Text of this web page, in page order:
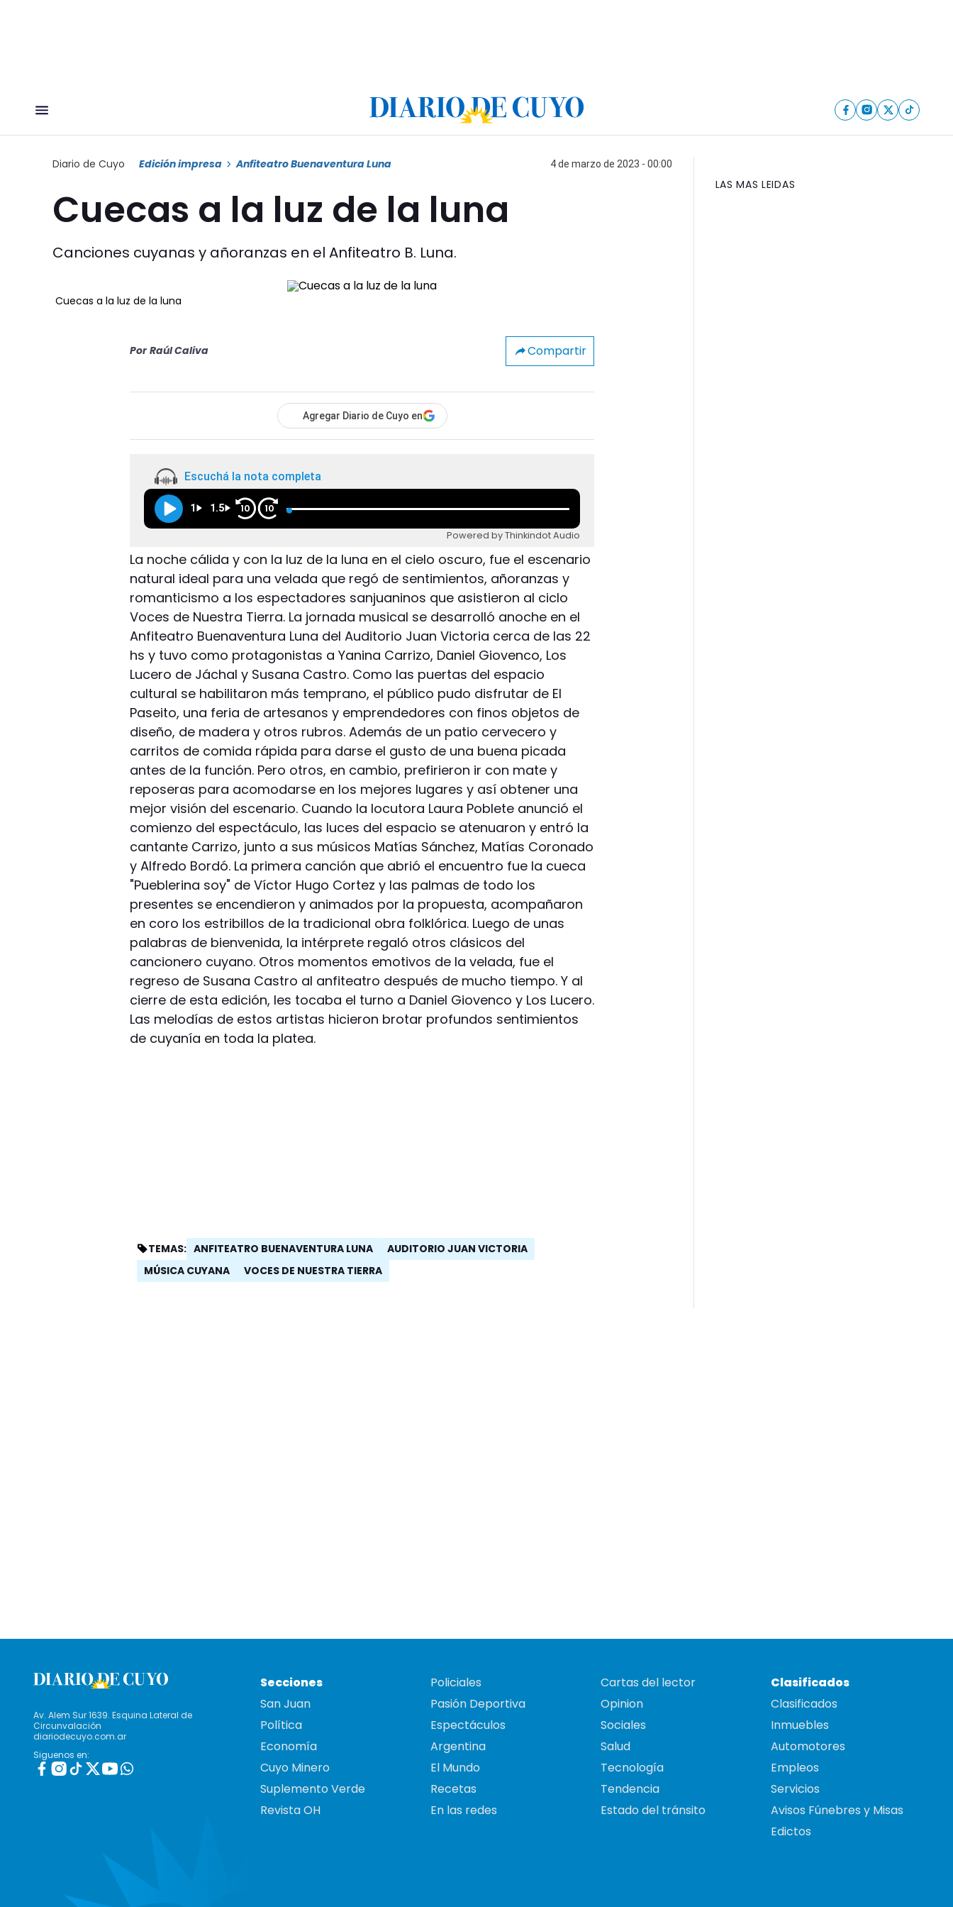
Diario de Cuyo Edición impresa Anfiteatro Buenaventura Luna 4 de marzo de 2023 - 00:00
Cuecas a la luz de la luna
Canciones cuyanas y añoranzas en el Anfiteatro B. Luna.
Cuecas a la luz de la luna
Por Raúl Caliva Compartir
Agregar Diario de Cuyo en
Escuchá la nota completa
1 1.5 10 10
Powered by Thinkindot Audio
La noche cálida y con la luz de la luna en el cielo oscuro, fue el escenario
natural ideal para una velada que regó de sentimientos, añoranzas y
romanticismo a los espectadores sanjuaninos que asistieron al ciclo
Voces de Nuestra Tierra. La jornada musical se desarrolló anoche en el
Anfiteatro Buenaventura Luna del Auditorio Juan Victoria cerca de las 22
hs y tuvo como protagonistas a Yanina Carrizo, Daniel Giovenco, Los
Lucero de Jáchal y Susana Castro. Como las puertas del espacio
cultural se habilitaron más temprano, el público pudo disfrutar de El
Paseito, una feria de artesanos y emprendedores con finos objetos de
diseño, de madera y otros rubros. Además de un patio cervecero y
carritos de comida rápida para darse el gusto de una buena picada
antes de la función. Pero otros, en cambio, prefirieron ir con mate y
reposeras para acomodarse en los mejores lugares y así obtener una
mejor visión del escenario. Cuando la locutora Laura Poblete anunció el
comienzo del espectáculo, las luces del espacio se atenuaron y entró la
cantante Carrizo, junto a sus músicos Matías Sánchez, Matías Coronado
y Alfredo Bordó. La primera canción que abrió el encuentro fue la cueca
"Pueblerina soy" de Víctor Hugo Cortez y las palmas de todo los
presentes se encendieron y animados por la propuesta, acompañaron
en coro los estribillos de la tradicional obra folklórica. Luego de unas
palabras de bienvenida, la intérprete regaló otros clásicos del
cancionero cuyano. Otros momentos emotivos de la velada, fue el
regreso de Susana Castro al anfiteatro después de mucho tiempo. Y al
cierre de esta edición, les tocaba el turno a Daniel Giovenco y Los Lucero.
Las melodías de estos artistas hicieron brotar profundos sentimientos
de cuyanía en toda la platea.
TEMAS: ANFITEATRO BUENAVENTURA LUNA
AUDITORIO JUAN VICTORIA
MÚSICA CUYANA
VOCES DE NUESTRA TIERRA
LAS MAS LEIDAS
Av. Alem Sur 1639. Esquina Lateral de
Circunvalación
diariodecuyo.com.ar
Siguenos en:
Secciones
San Juan
Política
Economía
Cuyo Minero
Suplemento Verde
Revista OH
Policiales
Pasión Deportiva
Espectáculos
Argentina
El Mundo
Recetas
En las redes
Cartas del lector
Opinion
Sociales
Salud
Tecnología
Tendencia
Estado del tránsito
Clasificados
Clasificados
Inmuebles
Automotores
Empleos
Servicios
Avisos Fúnebres y Misas
Edictos